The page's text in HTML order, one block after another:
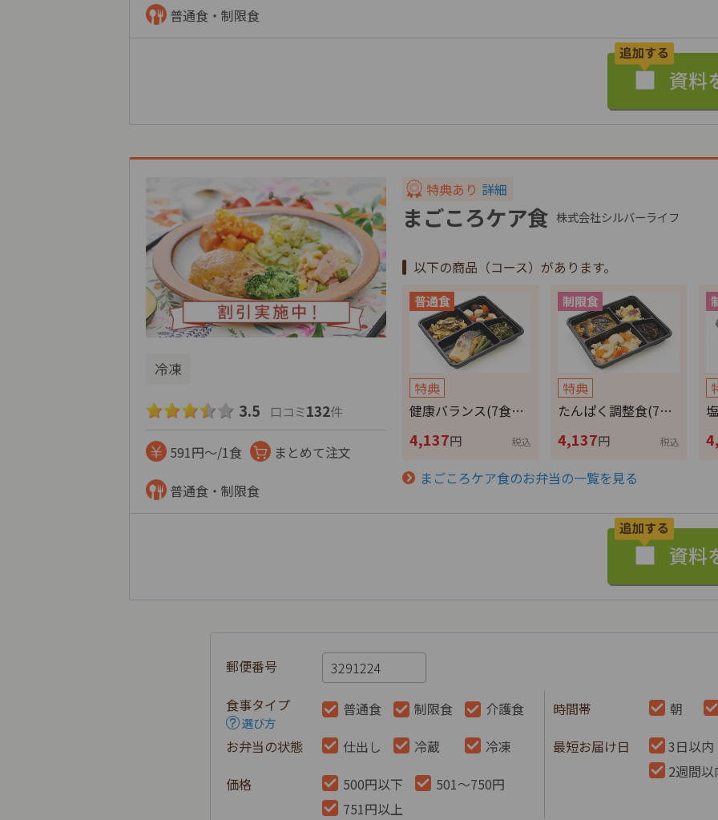
普通食・制限食
特典あり 詳細
まごころケア食 株式会社シルバーライフ
冷凍
3.5 口コミ132件
591円～/1食
まとめて注文
普通食・制限食
以下の商品（コース）があります。
特典
健康バランス(7食…
4,137円 税込
特典
たんぱく調整食(7…
4,137円 税込
まごころケア食のお弁当の一覧を見る
郵便番号
食事タイプ
選び方
普通食 制限食
介護食
お弁当の状態
仕出し 冷蔵 冷凍
時間帯 朝
価格 500円以下
501～750円
751円以上
最短お届け日
3日以内
2週間以